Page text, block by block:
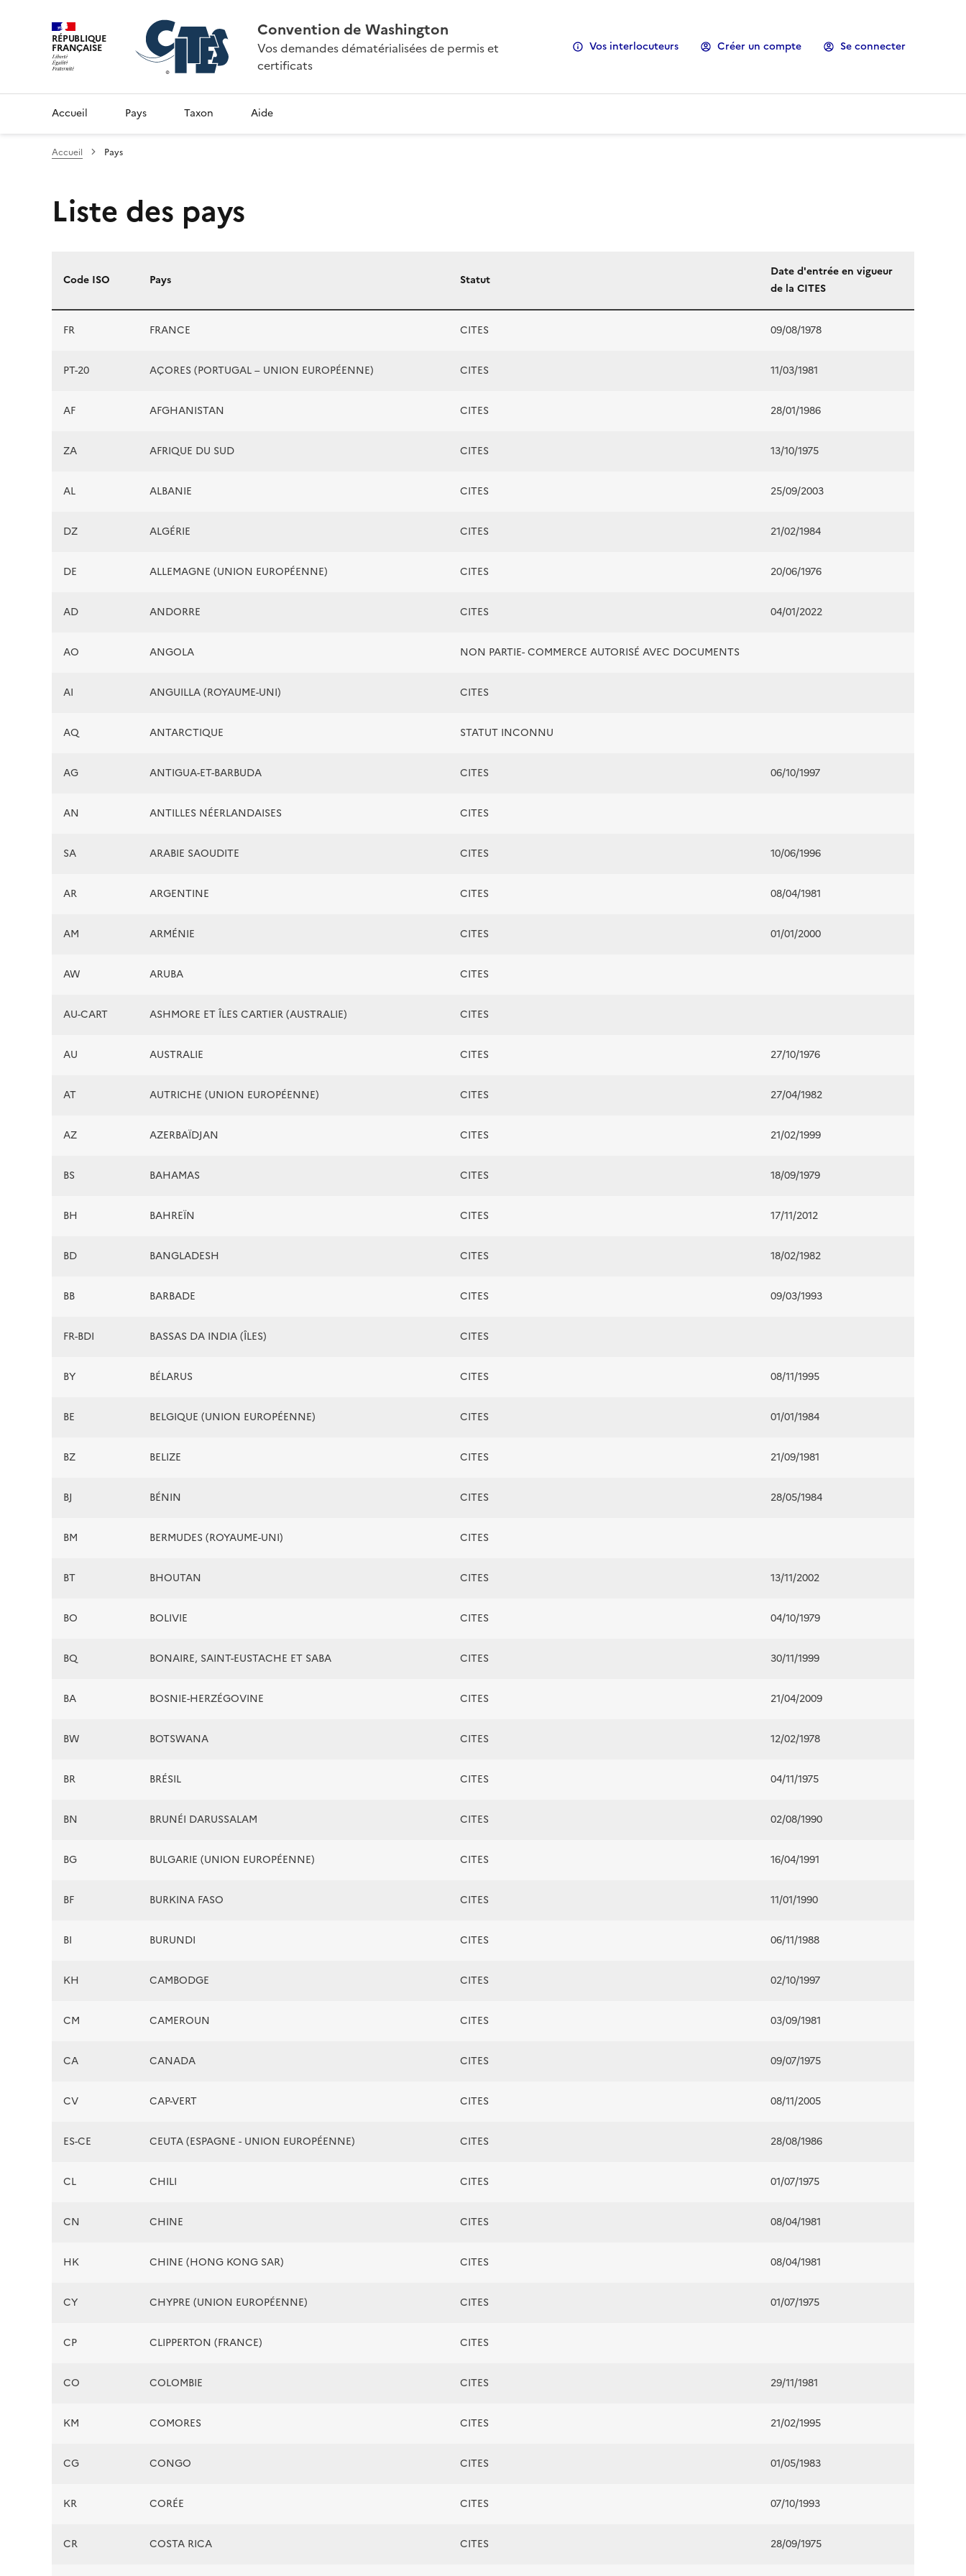
RÉPUBLIQUE
FRANÇAISE
Convention de Washington
Vos demandes dématérialisées de permis et
certificats
Vos interlocuteurs Créer un compte Se connecter
Accueil Pays Taxon Aide
Accueil Pays
Liste des pays
Liste des pays
Code ISO Pays Statut
Date d'entrée en vigueur
de la CITES
FR FRANCE CITES 09/08/1978
PT-20 AÇORES (PORTUGAL – UNION EUROPÉENNE) CITES 11/03/1981
AF AFGHANISTAN CITES 28/01/1986
ZA AFRIQUE DU SUD CITES 13/10/1975
AL ALBANIE CITES 25/09/2003
DZ ALGÉRIE CITES 21/02/1984
DE ALLEMAGNE (UNION EUROPÉENNE) CITES 20/06/1976
AD ANDORRE CITES 04/01/2022
AO ANGOLA NON PARTIE- COMMERCE AUTORISÉ AVEC DOCUMENTS
AI ANGUILLA (ROYAUME-UNI) CITES
AQ ANTARCTIQUE STATUT INCONNU
AG ANTIGUA-ET-BARBUDA CITES 06/10/1997
AN ANTILLES NÉERLANDAISES CITES
SA ARABIE SAOUDITE CITES 10/06/1996
AR ARGENTINE CITES 08/04/1981
AM ARMÉNIE CITES 01/01/2000
AW ARUBA CITES
AU-CART ASHMORE ET ÎLES CARTIER (AUSTRALIE) CITES
AU AUSTRALIE CITES 27/10/1976
AT AUTRICHE (UNION EUROPÉENNE) CITES 27/04/1982
AZ AZERBAÏDJAN CITES 21/02/1999
BS BAHAMAS CITES 18/09/1979
BH BAHREÏN CITES 17/11/2012
BD BANGLADESH CITES 18/02/1982
BB BARBADE CITES 09/03/1993
FR-BDI BASSAS DA INDIA (ÎLES) CITES
BY BÉLARUS CITES 08/11/1995
BE BELGIQUE (UNION EUROPÉENNE) CITES 01/01/1984
BZ BELIZE CITES 21/09/1981
BJ BÉNIN CITES 28/05/1984
BM BERMUDES (ROYAUME-UNI) CITES
BT BHOUTAN CITES 13/11/2002
BO BOLIVIE CITES 04/10/1979
BQ BONAIRE, SAINT-EUSTACHE ET SABA CITES 30/11/1999
BA BOSNIE-HERZÉGOVINE CITES 21/04/2009
BW BOTSWANA CITES 12/02/1978
BR BRÉSIL CITES 04/11/1975
BN BRUNÉI DARUSSALAM CITES 02/08/1990
BG BULGARIE (UNION EUROPÉENNE) CITES 16/04/1991
BF BURKINA FASO CITES 11/01/1990
BI BURUNDI CITES 06/11/1988
KH CAMBODGE CITES 02/10/1997
CM CAMEROUN CITES 03/09/1981
CA CANADA CITES 09/07/1975
CV CAP-VERT CITES 08/11/2005
ES-CE CEUTA (ESPAGNE - UNION EUROPÉENNE) CITES 28/08/1986
CL CHILI CITES 01/07/1975
CN CHINE CITES 08/04/1981
HK CHINE (HONG KONG SAR) CITES 08/04/1981
CY CHYPRE (UNION EUROPÉENNE) CITES 01/07/1975
CP CLIPPERTON (FRANCE) CITES
CO COLOMBIE CITES 29/11/1981
KM COMORES CITES 21/02/1995
CG CONGO CITES 01/05/1983
KR CORÉE CITES 07/10/1993
CR COSTA RICA CITES 28/09/1975